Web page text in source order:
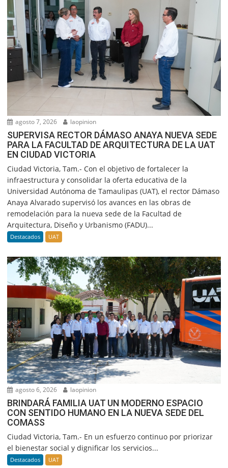
agosto 7, 2026 laopinion
SUPERVISA RECTOR DÁMASO ANAYA NUEVA SEDE
PARA LA FACULTAD DE ARQUITECTURA DE LA UAT
EN CIUDAD VICTORIA
Ciudad Victoria, Tam.- Con el objetivo de fortalecer la
infraestructura y consolidar la oferta educativa de la
Universidad Autónoma de Tamaulipas (UAT), el rector Dámaso
Anaya Alvarado supervisó los avances en las obras de
remodelación para la nueva sede de la Facultad de
Arquitectura, Diseño y Urbanismo (FADU)...
Destacados UAT
agosto 6, 2026 laopinion
BRINDARÁ FAMILIA UAT UN MODERNO ESPACIO
CON SENTIDO HUMANO EN LA NUEVA SEDE DEL
COMASS
Ciudad Victoria, Tam.- En un esfuerzo continuo por priorizar
el bienestar social y dignificar los servicios...
Destacados UAT